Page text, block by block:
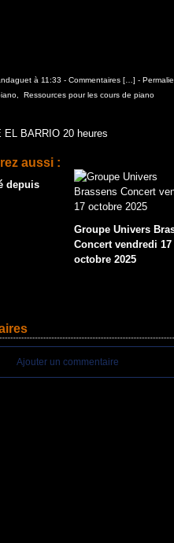
à 11:33 - Commentaires [ ] -
Ressources pour les cours de piano
EL BARRIO 20 heures
aussi :
depuis
Groupe Univers
Concert vendredi 17
octobre 2025
Ajouter un commentaire